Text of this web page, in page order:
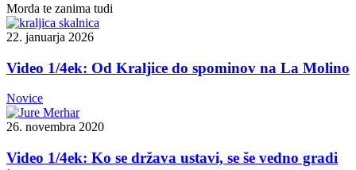
Morda te zanima tudi
22. januarja 2026
Video 1/4ek: Od Kraljice do spominov na La Molino
Novice
26. novembra 2020
Video 1/4ek: Ko se država ustavi, se še vedno gradi